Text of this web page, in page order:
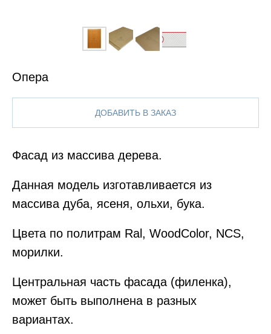
Опера
ДОБАВИТЬ В ЗАКАЗ
Фасад из массива дерева.
Данная модель изготавливается из
массива дуба, ясеня, ольхи, бука.
Цвета по политрам Ral, WoodColor, NCS,
морилки.
Центральная часть фасада (филенка),
может быть выполнена в разных
вариантах.